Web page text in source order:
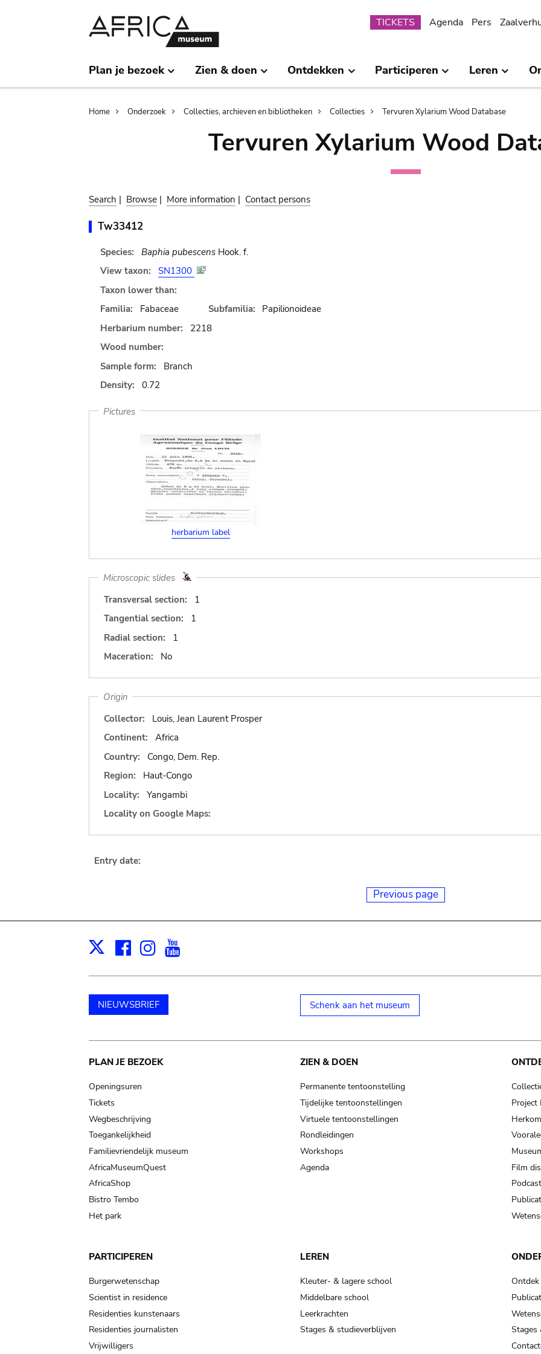
Submenu
TICKETS Agenda Pers
Plan je bezoek Zien & doen Ontdekken Participeren Leren
Breadcrumb
Home Onderzoek Collecties, archieven en bibliotheken Collecties Tervuren Xylarium Wood Database
Tervuren Xylarium Wood
Search | Browse | More information | Contact persons
Tw33412
Species: Baphia pubescensHook. f.
View taxon:
SN1300
Taxon lower than:
Familia:
Fabaceae Subfamilia:
Papilionoideae
Herbarium number:
2218
Wood number:
Sample form:
Branch
Density:
0.72
Pictures
herbarium label
Microscopic slides
Transversal section:
1
Tangential section:
1
Radial section:
1
Maceration:
No
Origin
Collector:
Louis, Jean Laurent Prosper
Continent:
Africa
Country:
Congo, Dem. Rep.
Region:
Haut-Congo
Locality:
Yangambi
Locality on Google Maps:
Entry date:
Previous page
X Facebook
Instagram
NIEUWSBRIEF Schenk aan het museum
Main
navigation
PLAN JE BEZOEK
Openingsuren
Tickets
Wegbeschrijving
Toegankelijkheid
Familievriendelijk museum
AfricaMuseumQuest
AfricaShop
Bistro Tembo
Het park
ZIEN & DOEN
Permanente tentoonstelling
Tijdelijke tentoonstellingen
Virtuele tentoonstellingen
Rondleidingen
Workshops
Agenda
Project
Film
PARTICIPEREN
Burgerwetenschap
Scientist in residence
Residenties kunstenaars
Residenties journalisten
Vrijwilligers
LEREN
Kleuter- & lagere school
Middelbare school
Leerkrachten
Stages & studieverblijven
Stages